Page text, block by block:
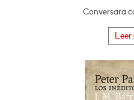
Conversará
Leer